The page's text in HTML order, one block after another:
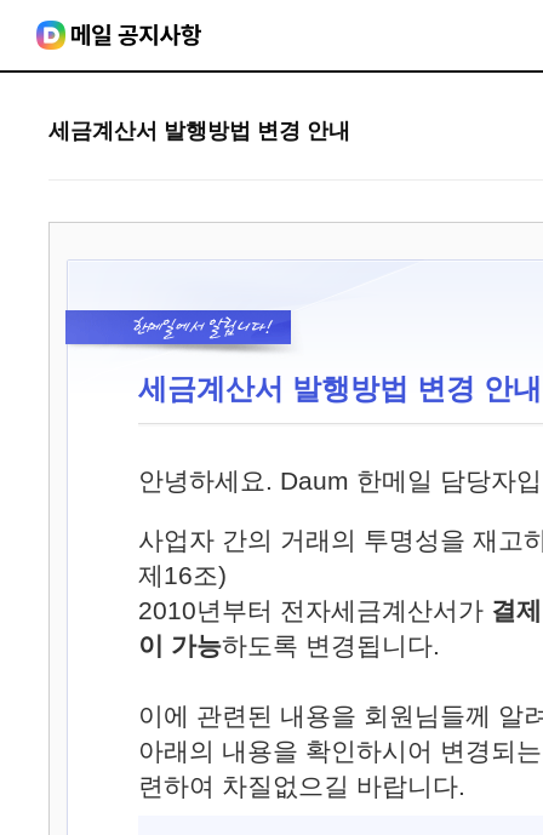
세금계산서 발행방법 변경 안내
세금계산서 발행방법 변경 안내
안녕하세요. Daum 한메일 담당자
사업자 간의 거래의 투명성을 재고
제16조)
2010년부터 전자세금계산서가 결
이 가능하도록 변경됩니다.
이에 관련된 내용을 회원님들께 알
아래의 내용을 확인하시어 변경되
련하여 차질없으길 바랍니다.